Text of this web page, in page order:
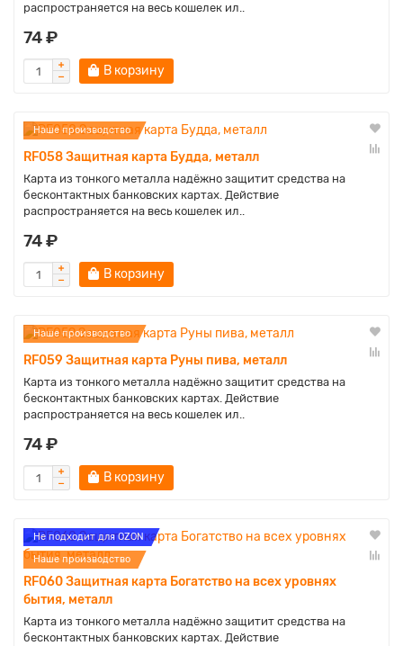
распространяется на весь кошелек ил..
74 ₽
В корзину
Наше производство
RF058 Защитная карта Будда, металл
Карта из тонкого металла надёжно защитит средства на
бесконтактных банковских картах. Действие
распространяется на весь кошелек ил..
74 ₽
В корзину
Наше производство
RF059 Защитная карта Руны пива, металл
Карта из тонкого металла надёжно защитит средства на
бесконтактных банковских картах. Действие
распространяется на весь кошелек ил..
74 ₽
В корзину
Не подходит для OZON
Наше производство
RF060 Защитная карта Богатство на всех уровнях
бытия, металл
Карта из тонкого металла надёжно защитит средства на
бесконтактных банковских картах. Действие